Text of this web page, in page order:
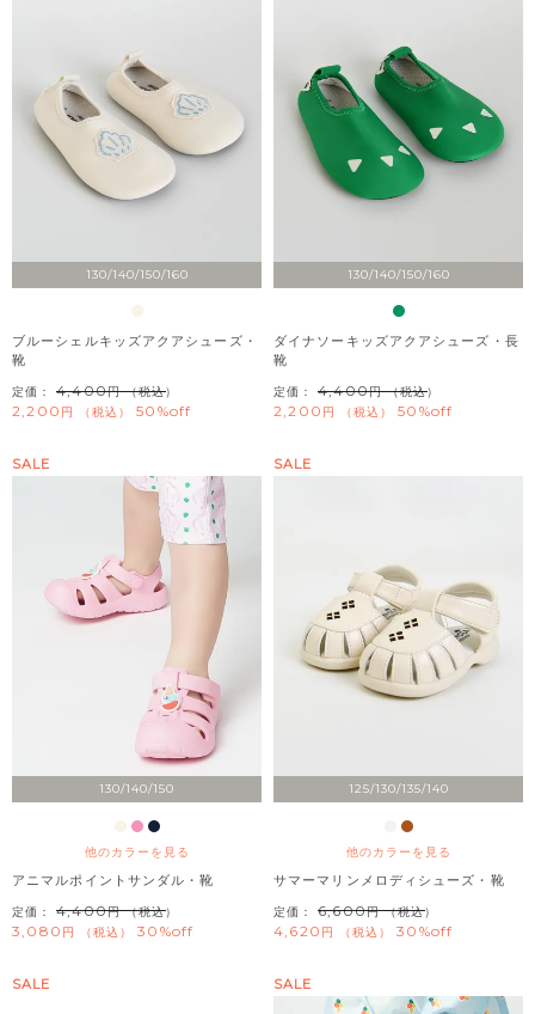
130/140/150/160
ブルーシェルキッズアクアシューズ・
靴
定価： 4,400 （税込）
2,200 税込 50%off
130/140/150/160
ダイナソーキッズアクアシューズ・長
靴
定価： 4,400 （税込）
2,200 税込 50%off
130/140/150
他のカラーを見る
SALE
アニマルポイントサンダル・靴
定価： 4,400 （税込）
3,080 税込 30%off
125/130/135/140
他のカラーを見る
SALE
サマーマリンメロディシューズ・靴
定価： 6,600 （税込）
4,620 税込 30%off
SALE SALE